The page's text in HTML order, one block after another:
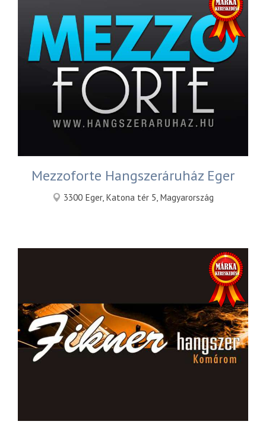
Mezzoforte Hangszeráruház Eger
3300 Eger, Katona tér 5, Magyarország